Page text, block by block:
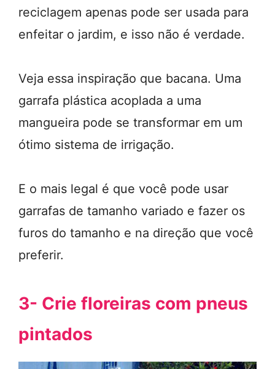
reciclagem apenas pode ser usada para
enfeitar o jardim, e isso não é verdade.
Veja essa inspiração que bacana. Uma
garrafa plástica acoplada a uma
mangueira pode se transformar em um
ótimo sistema de irrigação.
E o mais legal é que você pode usar
garrafas de tamanho variado e fazer os
furos do tamanho e na direção que você
preferir.
3- Crie floreiras com pneus
pintados